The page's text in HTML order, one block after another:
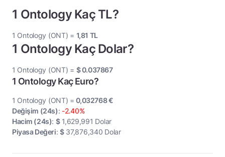
1 Ontology Kaç TL?
1 Ontology (ONT) = 1,81 TL
1 Ontology Kaç Dolar?
1 Ontology (ONT) = $0.037867
1 Ontology Kaç Euro?
1 Ontology (ONT) = 0,032768€
Değişim (24s): -2.40%
Hacim (24s): $ 1,629,991 Dolar
Piyasa Değeri: $ 37,876,340 Dolar